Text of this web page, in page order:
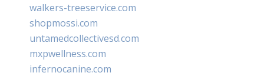
walkers-treeservice.com
shopmossi.com
untamedcollectivesd.com
mxpwellness.com
infernocanine.com